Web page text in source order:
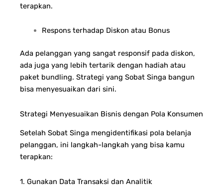
terapkan.
Respons terhadap Diskon atau Bonus
Ada pelanggan yang sangat responsif pada diskon,
ada juga yang lebih tertarik dengan hadiah atau
paket bundling. Strategi yang Sobat Singa bangun
bisa menyesuaikan dari sini.
Strategi Menyesuaikan Bisnis dengan Pola Konsumen
Setelah Sobat Singa mengidentifikasi pola belanja
pelanggan, ini langkah-langkah yang bisa kamu
terapkan:
1. Gunakan Data Transaksi dan Analitik